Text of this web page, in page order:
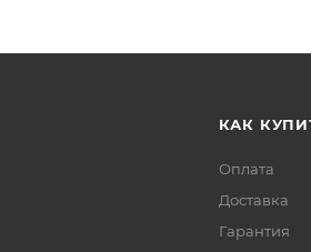
КАК
Оплата
Доставка
Гарантия